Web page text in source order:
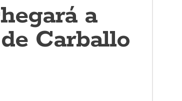
a
Carballo